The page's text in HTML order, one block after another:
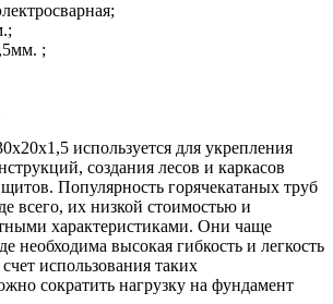
;
используется для укрепления
создания лесов и каркасов
Популярность горячекатаных труб
всего, их низкой стоимостью и
характеристиками. Они чаще
необходима высокая гибкость и легкость
использования таких
сократить нагрузку на фундамент